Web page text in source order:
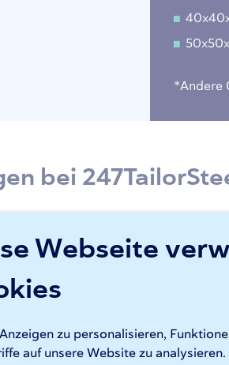
Webseite
zu personalisieren,
auf unsere Website zu
*Andere
bei
Sie sich auf zuverlässiges,
Ihren Auftrag mit Präzision
Produktion oder Montage. Diese
Edelstahlrohre mit Leichtigkeit.